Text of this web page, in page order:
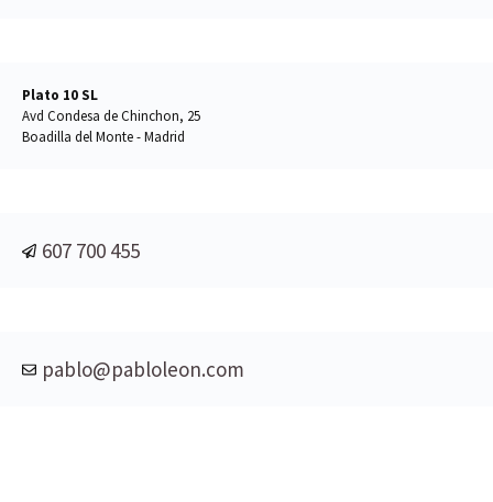
Plato 10 SL
Avd Condesa de Chinchon, 25
Boadilla del Monte - Madrid
607 700 455
pablo@pabloleon.com